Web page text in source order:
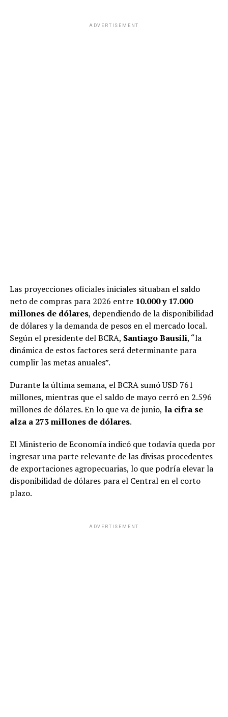
ADVERTISEMENT
Las proyecciones oficiales iniciales situaban el saldo
neto de compras para 2026 entre10.000 y 17.000
millones de dólares, dependiendo de la disponibilidad
de dólares y la demanda de pesos en el mercado local.
Según el presidente del BCRA, Santiago Bausili, “la
dinámica de estos factores será determinante para
cumplir las metas anuales”.
Durante la última semana, el BCRA sumó USD 761
millones, mientras que el saldo de mayo cerró en 2.596
millones de dólares. En lo que va de junio, la cifra se
alza a 273 millones de dólares.
El Ministerio de Economía indicó que todavía queda por
ingresar una parte relevante de las divisas procedentes
de exportaciones agropecuarias, lo que podría elevar la
disponibilidad de dólares para el Central en el corto
plazo.
ADVERTISEMENT